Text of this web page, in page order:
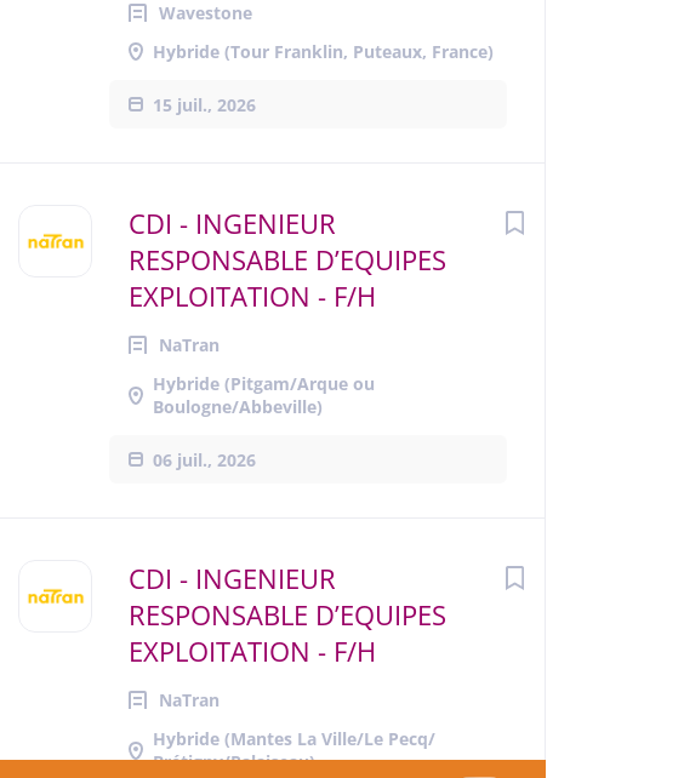
Wavestone
Hybride (Tour Franklin, Puteaux, France)
15 juil., 2026
CDI - INGENIEUR
RESPONSABLE D’EQUIPES
EXPLOITATION - F/H
NaTran
Hybride (Pitgam/Arque ou
Boulogne/Abbeville)
06 juil., 2026
CDI - INGENIEUR
RESPONSABLE D’EQUIPES
EXPLOITATION - F/H
NaTran
Hybride (Mantes La Ville/Le Pecq/
Brétigny/Palaiseau)